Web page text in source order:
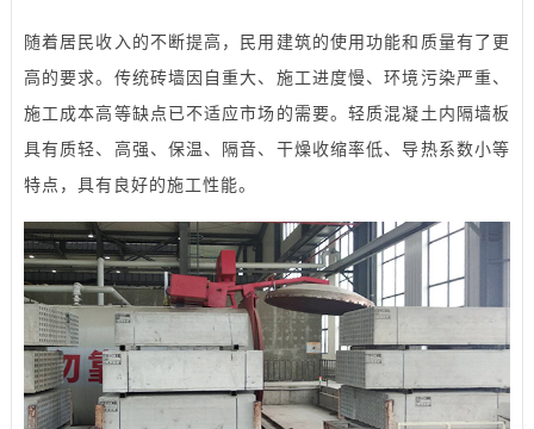
随着居民收入的不断提高，民用建筑的使用功能和质量有了更
高的要求。传统砖墙因自重大、施工进度慢、环境污染严重、
施工成本高等缺点已不适应市场的需要。轻质混凝土内隔墙板
具有质轻、高强、保温、隔音、干燥收缩率低、导热系数小等
特点，具有良好的施工性能。